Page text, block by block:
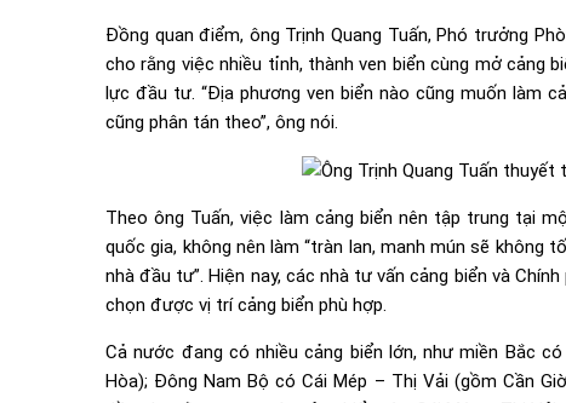
Đồng quan điểm, ông Trịnh Quang Tuấn, Phó trưởng
cho rằng việc nhiều tỉnh, thành ven biển cùng mở cảng
lực đầu tư. “Địa phương ven biển nào cũng muốn làm
cũng phân tán theo”, ông nói.
Theo ông Tuấn, việc làm cảng biển nên tập trung tại
quốc gia, không nên làm “tràn lan, manh mún sẽ không
nhà đầu tư”. Hiện nay, các nhà tư vấn cảng biển và
chọn được vị trí cảng biển phù hợp.
Cả nước đang có nhiều cảng biển lớn, như miền Bắc
Hòa); Đông Nam Bộ có Cái Mép – Thị Vải (gồm Cần